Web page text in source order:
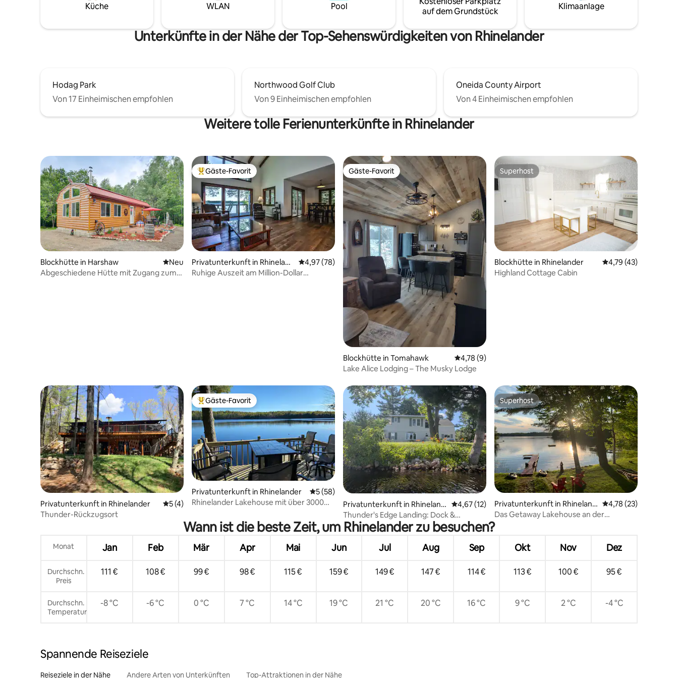
Gasgrill. Kajaks, Paddel und
Schwimmwesten stehen in der Nähe des
erkunde die Umgebung und schaffe
unvergessliche Erinnerungen in deinem
Küche WLAN Pool
auf dem Grundstück
Klimaanlage
Unterkünfte in der Nähe der Top-Sehenswürdigkeiten von Rhinelander
Hodag Park
Von 17 Einheimischen empfohlen
Northwood Golf Club
Von 9 Einheimischen empfohlen
Oneida County Airport
Von 4 Einheimischen empfohlen
Weitere tolle Ferienunterkünfte in Rhinelander
Blockhütte in Harshaw Neue Unterkunft
Neu
Abgeschiedene Hütte mit Zugang zum
Beliebter Gäste-Favorit.
Gäste-Favorit
Privatunterkunft in Rhineland
er
Durchschnittliche Bewertung: 4,97 von 5, 78 Bewertungen
4,97 (78)
Ruhige Auszeit am Million-Dollar
Gäste-Favorit
Gäste-Favorit
Blockhütte in Tomahawk Durchschnittliche Bewertung: 4,78 von 5, 9 Bewertungen
4,78 (9)
Lake Alice Lodging – The Musky Lodge
Superhost
Superhost
Blockhütte in Rhinelander Durchschnittliche
4,79 (43)
Highland Cottage Cabin
Privatunterkunft in Rhinelander Durchschnittliche Bewertung: 5 von 5, 4 Bewertungen
5 (4)
Thunder-Rückzugsort
Beliebter Gäste-Favorit.
Gäste-Favorit
Privatunterkunft in Rhinelander Durchschnittliche Bewertung: 5 von 5, 58 Bewertungen
5 (58)
Rhinelander Lakehouse mit über 3000
Privatunterkunft in Rhineland
er
Durchschnittliche Bewertung: 4,67 von 5, 12 Bewertungen
4,67 (12)
Thunder's Edge Landing: Dock &
Schneemobil-Trail
Superhost
Superhost
Privatunterkunft in Rhineland
er
Durchschnittliche
4,78 (23)
Das Getaway Lakehouse an der
wunderschönen Wildflower Bay
Wann ist die beste Zeit, um Rhinelander zu besuchen?
Monat Jan Feb Mär Apr Mai Jun Jul Aug Sep Okt Nov Dez
Durchschn.
Preis
111 € 108 € 99 € 98 € 115 € 159 € 149 € 147 € 114 € 113 € 100 € 95 €
Durchschn.
Temperatur
-8 °C -6 °C 0 °C 7 °C 14 °C 19 °C 21 °C 20 °C 16 °C 9 °C 2 °C -4 °C
Spannende Reiseziele
Reiseziele in der Nähe Andere Arten von Unterkünften Top-Attraktionen in der Nähe